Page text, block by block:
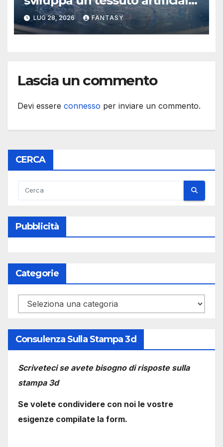
stampabile in 3D che imita le
membrane dei tessuti
LUG 28, 2026 FANTASY
Lascia un commento
Devi essere connesso per inviare un commento.
CERCA
Pubblicità
Categorie
Categorie
Consulenza Sulla Stampa 3d
Scriveteci se avete bisogno di risposte sulla
stampa 3d
Se volete condividere con noi le vostre
esigenze compilate la form.